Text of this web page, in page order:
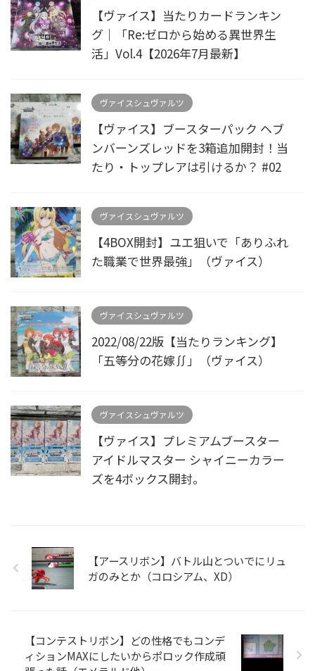
【ヴァイス】当たりカードランキン
グ｜「Re:ゼロから始める異世界生
活」Vol.4【2026年7月最新】
ヴァイスシュヴァルツ
【ヴァイス】ブースターパック ヘブ
ンバーンズレッドを3箱追加開封！当
たり・トップレアは引けるか？ #02
ヴァイスシュヴァルツ
【4BOX開封】ユエ狙いで「ありふれ
た職業で世界最強」（ヴァイス）
ヴァイスシュヴァルツ
2022/08/22版【当たりランキング】
「五等分の花嫁∬」（ヴァイス）
ヴァイスシュヴァルツ
【ヴァイス】プレミアムブースター
アイドルマスター シャイニーカラー
ズを4ボックス開封。
【アースリボン】バトル山とついでにリュ
ガのみとか（コロシアム、XD）
【コンテストリボン】どの性格でもコンデ
ィションMAXにしたいからポロック作成頑